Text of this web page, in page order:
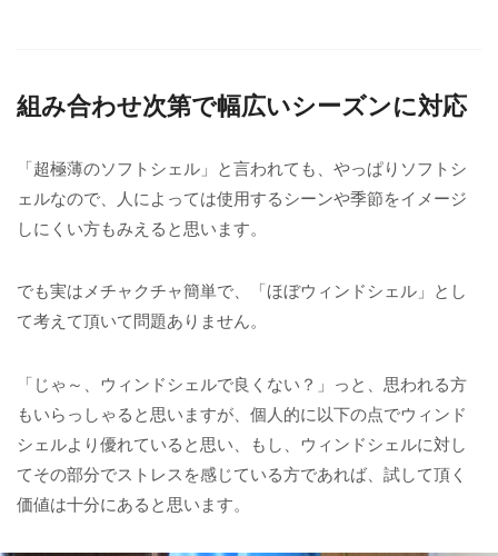
組み合わせ次第で幅広いシーズンに対応
「超極薄のソフトシェル」と言われても、やっぱりソフトシ
ェルなので、人によっては使用するシーンや季節をイメージ
しにくい方もみえると思います。
でも実はメチャクチャ簡単で、「ほぼウィンドシェル」とし
て考えて頂いて問題ありません。
「じゃ～、ウィンドシェルで良くない？」っと、思われる方
もいらっしゃると思いますが、個人的に以下の点でウィンド
シェルより優れていると思い、もし、ウィンドシェルに対し
てその部分でストレスを感じている方であれば、試して頂く
価値は十分にあると思います。